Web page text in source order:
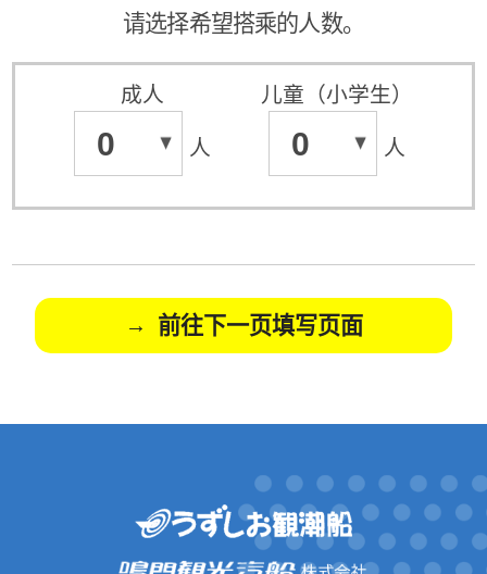
请选择希望搭乘的人数。
成人
0 人
儿童（小学生）
0 人
前往下一页填写页面